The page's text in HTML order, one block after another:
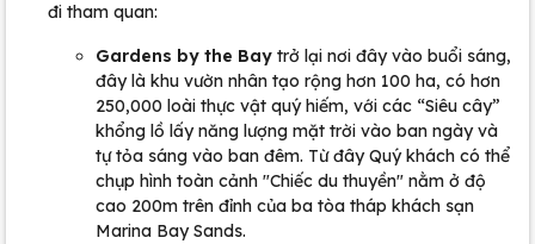
đi tham quan:
Gardens by the Bay trở lại nơi đây vào buổi sáng,
đây là khu vườn nhân tạo rộng hơn 100 ha, có hơn
250,000 loài thực vật quý hiếm, với các “Siêu cây”
khổng lồ lấy năng lượng mặt trời vào ban ngày và
tự tỏa sáng vào ban đêm. Từ đây Quý khách có thể
chụp hình toàn cảnh "Chiếc du thuyền" nằm ở độ
cao 200m trên đỉnh của ba tòa tháp khách sạn
Marina Bay Sands.